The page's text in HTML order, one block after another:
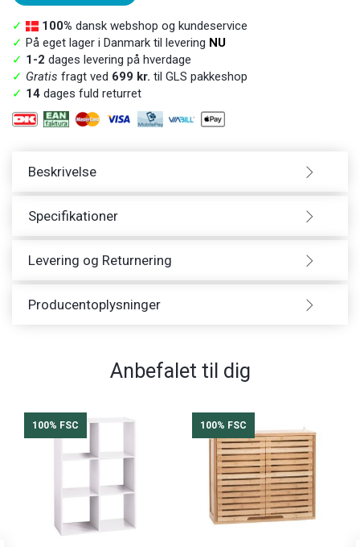
✓ 100% dansk webshop og kundeservice
✓ På eget lager i Danmark til levering NU
✓ 1-2 dages levering på hverdage
✓ Gratis fragt ved 699 kr. til GLS pakkeshop
✓ 14 dages fuld returret
Beskrivelse
Specifikationer
Levering og Returnering
Producentoplysninger
Anbefalet til dig
100% FSC 100% FSC